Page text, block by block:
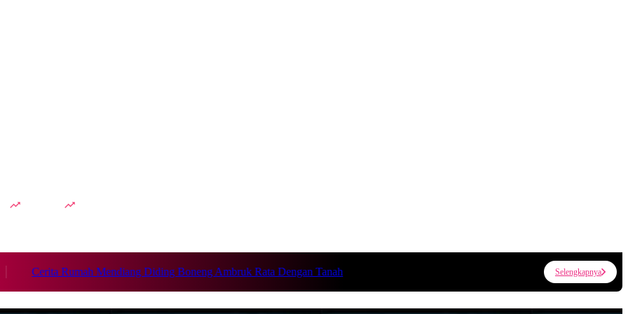
Cerita Rumah Mendiang Diding Boneng Ambruk Rata Dengan Tanah Selengkapnya